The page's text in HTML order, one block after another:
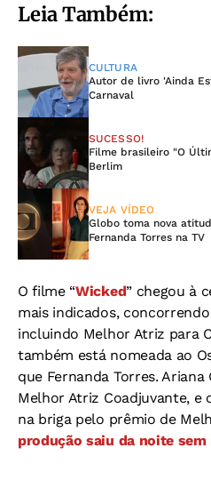
Leia Também:
CULTURA
Autor de livro 'Ainda
Carnaval
SUCESSO!
Filme brasileiro "O
Berlim
VEJA VÍDEO
Globo toma nova
Fernanda Torres na TV
O filme “Wicked” chegou à
mais indicados,
incluindo Melhor Atriz para
também está nomeada ao
que Fernanda Torres.
Melhor Atriz Coadjuvante, e
na briga pelo prêmio de
produção saiu da noite